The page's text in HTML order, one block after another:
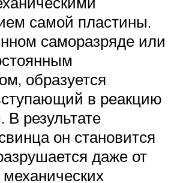
самой пластины.
саморазряде или
образуется
в реакцию
В результате
он становится
даже от